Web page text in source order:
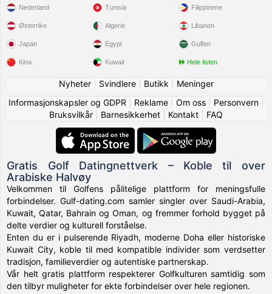
Nederland
Østerrike
Japan
Kina
Tunisia
Algerie
Egypt
Kuwait
Filippinene
Libanon
Gulfen
Hele listen
Nyheter| Svindlere| Butikk
Meninger
Informasjonskapsler og GDPR
Reklame| Om oss| Personvern|
Bruksvilkår
Barnesikkerhet Kontakt FAQ
Gratis Golf Datingnettverk – Koble til over
Arabiske Halvøy
Velkommen til Golfens pålitelige plattform for meningsfulle
forbindelser. Gulf-dating.com samler singler over Saudi-Arabia,
Kuwait, Qatar, Bahrain og Oman, og fremmer forhold bygget på
delte verdier og kulturell forståelse.
Enten du er i pulserende Riyadh, moderne Doha eller historiske
Kuwait City, koble til med kompatible individer som verdsetter
tradisjon, familieverdier og autentiske partnerskap.
Vår helt gratis plattform respekterer Golfkulturen samtidig som
den tilbyr muligheter for ekte forbindelser over hele regionen.